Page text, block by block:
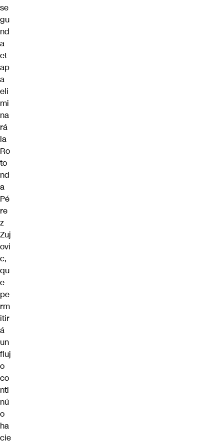
se
gu
nd
a
et
ap
a
eli
mi
na
rá
la
Ro
to
nd
a
Pé
re
z
Zuj
ovi
c,
qu
e
pe
rm
itir
á
un
fluj
o
co
nti
nú
o
ha
cie